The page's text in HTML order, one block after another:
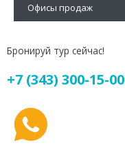
Офисы продаж
Бронируй тур сейчас!
+7 (343) 300-15-00